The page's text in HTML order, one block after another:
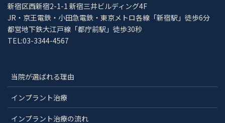
新宿区西新宿2-1-1 新宿三井ビルディング4F
JR・京王電鉄・小田急電鉄・東京メトロ各線「新宿駅」徒歩6分
都営地下鉄大江戸線「都庁前駅」徒歩30秒
TEL:03-3344-4567
当院が選ばれる理由
インプラント治療
インプラント治療の流れ